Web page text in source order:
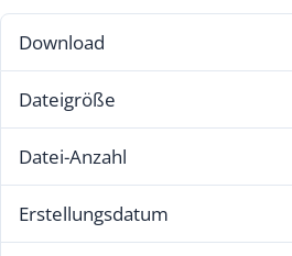
Download
Dateigröße
Datei-Anzahl
Erstellungsdatum